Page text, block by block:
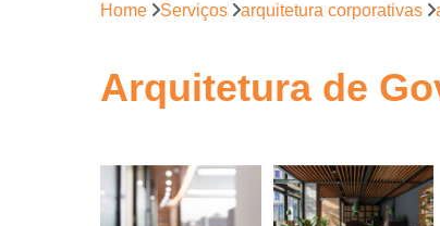
Home Serviços arquitetura corporativas
Arquitetura de